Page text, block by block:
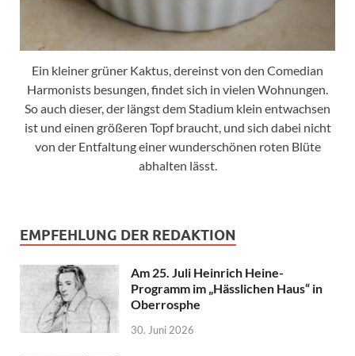
Ein kleiner grüner Kaktus, dereinst von den Comedian
Harmonists besungen, findet sich in vielen Wohnungen.
So auch dieser, der längst dem Stadium klein entwachsen
ist und einen größeren Topf braucht, und sich dabei nicht
von der Entfaltung einer wunderschönen roten Blüte
abhalten lässt.
EMPFEHLUNG DER REDAKTION
Am 25. Juli Heinrich Heine-
Programm im „Hässlichen Haus“ in
Oberrosphe
30. Juni 2026